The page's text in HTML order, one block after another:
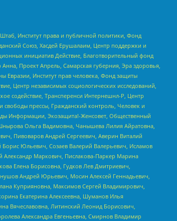
Институт права и публичной политики, Фонд
Союз, Хасдей Ерушалаим, Центр поддержки и
инициатив Действие, Благотворительный фонд
Проект Апрель, Самарская губерния, Эра здоровья,
Институт прав человека, Фонд защиты
Центр независимых социологических исследований,
содействие, Трансперенси Интернешнл-Р, Центр
прессы, Гражданский контроль, Человек и
Информации, Экозащита!-Женсовет, Общественный
Ольга Вадимовна, Чанышева Лилия Айратовна,
Пивоваров Андрей Сергеевич, Аверин Виталий
Юльевич, Созаев Валерий Валерьевич, Исламов
Александр Маркович, Пислакова-Паркер Марина
Елена Борисовна, Гудков Лев Дмитриевич,
Андрей Юрьевич, Мосин Алексей Геннадьевич,
Куприяновна, Максимов Сергей Владимирович,
Екатерина Алексеевна, Шуманов Илья
Вячеславовна, Литинский Леонид Борисович,
Александра Евгеньевна, Смирнов Владимир